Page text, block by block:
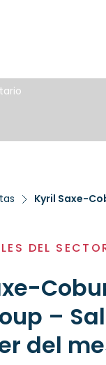
Kyril Saxe-
DEL
–
del